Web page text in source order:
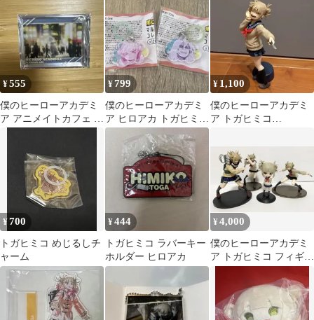
¥555
僕のヒーローアカデミ
ア アニメイトカフェ コ
¥799
僕のヒーローアカデミ
ア ヒロアカ トガヒミコ
死柄木弔 マルチマーカ
¥ 1,100
僕のヒーローアカデミ
ア トガヒミコ
ア
¥700
トガヒミコ めじるしチ
ャーム
¥444
トガヒミコ ラバーキー
ホルダー ヒロアカ
¥4,000
僕のヒーローアカデミ
ア トガヒミコ フィギュ